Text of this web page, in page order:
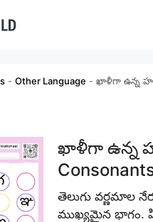
- Other Language - ఖాళీగా ఉన్న
ఖాళీగా ఉన్న
తెలుగు వర్ణమాల
ముఖ్యమైన భాగం.